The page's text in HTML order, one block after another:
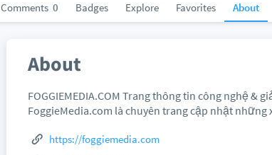
Comments 0 Badges Explore Favorites About
About
FOGGIEMEDIA.COM Trang thông tin công nghệ &
FoggieMedia.com là chuyên trang cập nhật
https://foggiemedia.com